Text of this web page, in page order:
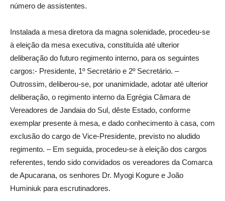
número de assistentes.
Instalada a mesa diretora da magna solenidade, procedeu-se
à eleição da mesa executiva, constituída até ulterior
deliberação do futuro regimento interno, para os seguintes
cargos:- Presidente, 1º Secretário e 2º Secretário. –
Outrossim, deliberou-se, por unanimidade, adotar até ulterior
deliberação, o regimento interno da Egrégia Câmara de
Vereadores de Jandaia do Sul, dêste Estado, conforme
exemplar presente à mesa, e dado conhecimento à casa, com
exclusão do cargo de Vice-Presidente, previsto no aludido
regimento. – Em seguida, procedeu-se à eleição dos cargos
referentes, tendo sido convidados os vereadores da Comarca
de Apucarana, os senhores Dr. Myogi Kogure e João
Huminiuk para escrutinadores.